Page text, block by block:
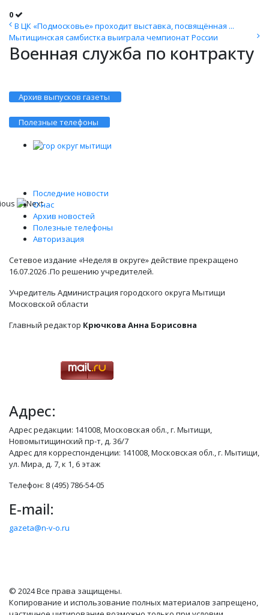
0
В ЦК «Подмосковье» проходит выставка, посвящённая ...
Мытищинская самбистка выиграла чемпионат России
Военная служба по контракту
Архив выпусков газеты
Полезные телефоны
Последние новости
О нас
Архив новостей
Полезные телефоны
Авторизация
Сетевое издание «Неделя в округе» действие прекращено
16.07.2026 .По решению учредителей.
Учредитель Администрация городского округа Мытищи
Московской области
Главный редактор Крючкова Анна Борисовна
Адрес:
Адрес редакции: 141008, Московская обл., г. Мытищи,
Новомытищинский пр-т, д. 36/7
Адрес для корреспонденции: 141008, Московская обл., г. Мытищи,
ул. Мира, д. 7, к 1, 6 этаж
Телефон: 8 (495) 786-54-05
E-mail:
gazeta@n-v-o.ru
© 2024 Все права защищены.
Копирование и использование полных материалов запрещено,